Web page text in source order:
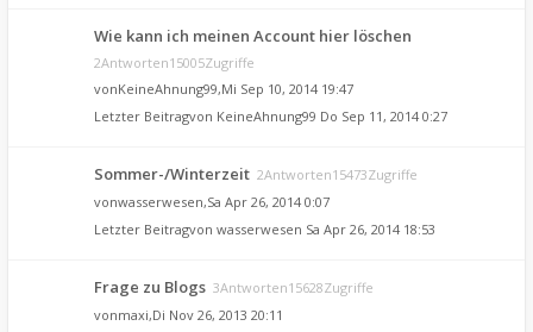
Wie kann ich meinen Account hier löschen
2Antworten15005Zugriffe
vonKeineAhnung99,Mi Sep 10, 2014 19:47
Letzter Beitragvon KeineAhnung99 Do Sep 11, 2014 0:27
Sommer-/Winterzeit 2Antworten15473Zugriffe
vonwasserwesen,Sa Apr 26, 2014 0:07
Letzter Beitragvon wasserwesen Sa Apr 26, 2014 18:53
Frage zu Blogs 3Antworten15628Zugriffe
vonmaxi,Di Nov 26, 2013 20:11